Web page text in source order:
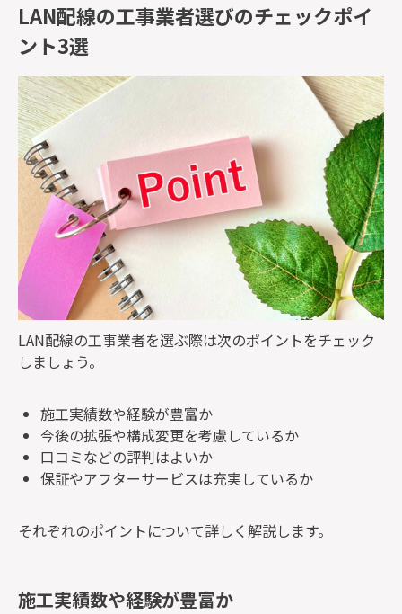
LAN配線の工事業者選びのチェックポイ
ント3選
LAN配線の工事業者を選ぶ際は次のポイントをチェック
しましょう。
施工実績数や経験が豊富か
今後の拡張や構成変更を考慮しているか
口コミなどの評判はよいか
保証やアフターサービスは充実しているか
それぞれのポイントについて詳しく解説します。
施工実績数や経験が豊富か